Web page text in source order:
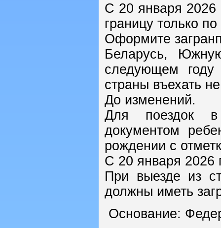
С 20 января 2026
границу только
Оформите
Беларусь,
следующем
страны въехать
До изменений.
Для поездок в
документом
рождении с
С 20 января 2026
При выезде из
должны иметь
Основание: